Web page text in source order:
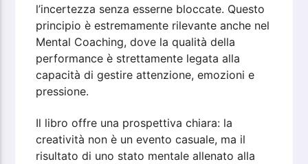
l’incertezza senza esserne bloccate. Questo
principio è estremamente rilevante anche nel
Mental Coaching, dove la qualità della
performance è strettamente legata alla
capacità di gestire attenzione, emozioni e
pressione.
Il libro offre una prospettiva chiara: la
creatività non è un evento casuale, ma il
risultato di uno stato mentale allenato alla